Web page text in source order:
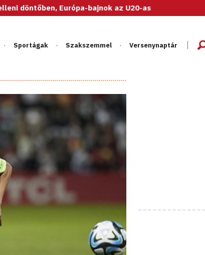
Európa-bajnok az U20-as női válogatott!
Sportágak Szakszemmel Versenynaptár